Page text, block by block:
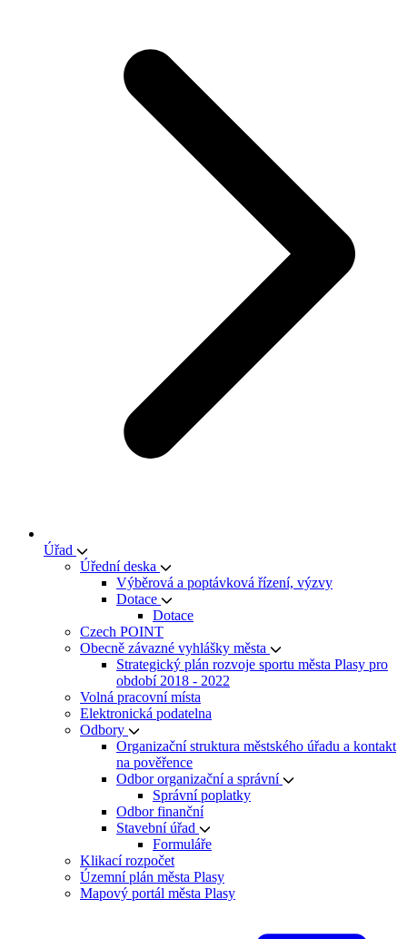
Úřad
Úřední deska
Výběrová a poptávková řízení, výzvy
Dotace
Dotace
Czech POINT
Obecně závazné vyhlášky města
Strategický plán rozvoje sportu města Plasy pro
období 2018 - 2022
Volná pracovní místa
Elektronická podatelna
Odbory
Organizační struktura městského úřadu a kontakt
na pověřence
Odbor organizační a správní
Správní poplatky
Odbor finanční
Stavební úřad
Formuláře
Klikací rozpočet
Územní plán města Plasy
Mapový portál města Plasy